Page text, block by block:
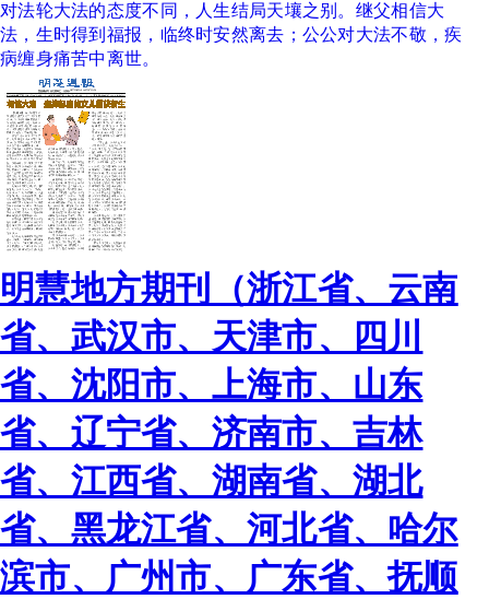
对法轮大法的态度不同，人生结局天壤之别。继父相信大
法，生时得到福报，临终时安然离去；公公对大法不敬，疾
病缠身痛苦中离世。
明慧地方期刊（浙江省、云南
省、武汉市、天津市、四川
省、沈阳市、上海市、山东
省、辽宁省、济南市、吉林
省、江西省、湖南省、湖北
省、黑龙江省、河北省、哈尔
滨市、广州市、广东省、抚顺